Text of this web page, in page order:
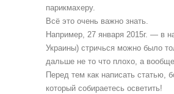
парикмахеру.
Всё это очень важно знать.
Например, 27 января 2015г. — в
Украины) стричься можно было
дальше не то что плохо, а
Перед тем как написать статью,
который собираетесь осветить!